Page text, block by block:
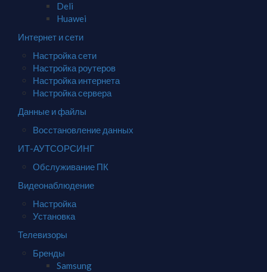
Deli
Huawei
Интернет и сети
Настройка сети
Настройка роутеров
Настройка интернета
Настройка сервера
Данные и файлы
Восстановление данных
ИТ-АУТСОРСИНГ
Обслуживание ПК
Видеонаблюдение
Настройка
Установка
Телевизоры
Бренды
Samsung